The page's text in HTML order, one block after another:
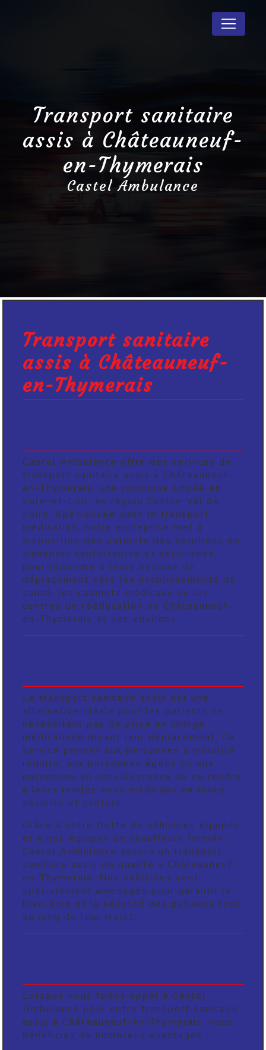
Transport sanitaire
assis à Châteauneuf-
en-Thymerais
Castel Ambulance
Transport sanitaire
assis à Châteauneuf-
en-Thymerais
Castel Ambulance offre des services de
transport sanitaire assis à Châteauneuf-
en-Thymerais, une commune située en
Eure-et-Loir, en région Centre-Val de
Loire. Spécialisée dans le transport
médicalisé, notre entreprise met à
disposition des patients des solutions de
transport confortables et sécurisées,
pour répondre à leurs besoins de
déplacement vers les établissements de
santé, les cabinets médicaux ou les
centres de rééducation de Châteauneuf-
en-Thymerais et ses environs.
Le transport sanitaire assis est une
alternative idéale pour les patients ne
nécessitant pas de prise en charge
médicalisée durant leur déplacement. Ce
service permet aux personnes à mobilité
réduite, aux personnes âgées ou aux
personnes en convalescence de se rendre
à leurs rendez-vous médicaux en toute
sécurité et confort.
Grâce à notre flotte de véhicules équipés
et à nos équipes de chauffeurs formés,
Castel Ambulance assure un transport
sanitaire assis de qualité à Châteauneuf-
en-Thymerais. Nos véhicules sont
spécialement aménagés pour garantir le
bien-être et la sécurité des patients tout
au long de leur trajet.
Lorsque vous faites appel à Castel
Ambulance pour votre transport sanitaire
assis à Châteauneuf-en-Thymerais, vous
bénéficiez de nombreux avantages :